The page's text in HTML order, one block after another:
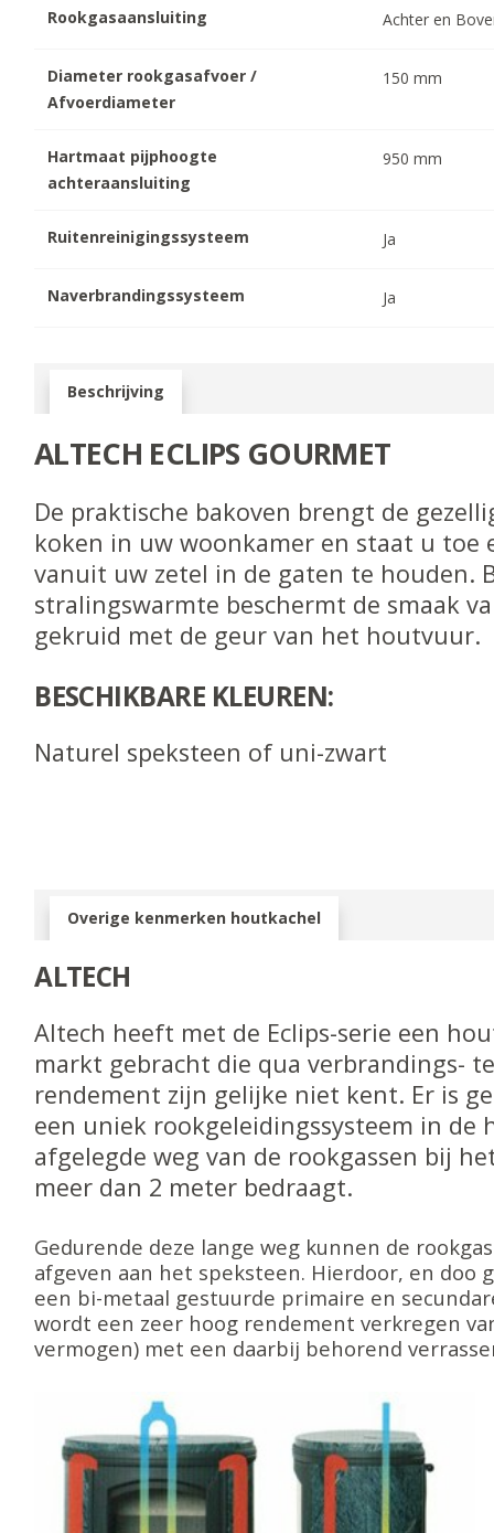
Rookgasaansluiting Achter en
Diameter rookgasafvoer /
Afvoerdiameter
150 mm
Hartmaat pijphoogte
achteraansluiting
950 mm
Ruitenreinigingssysteem Ja
Naverbrandingssysteem Ja
Beschrijving
ALTECH ECLIPS GOURMET
De praktische bakoven brengt de
koken in uw woonkamer en staat u toe
vanuit uw zetel in de gaten te houden.
stralingswarmte beschermt de smaak
gekruid met de geur van het houtvuur.
BESCHIKBARE KLEUREN:
Naturel speksteen of uni-zwart
Overige kenmerken houtkachel
ALTECH
Altech heeft met de Eclips-serie een
markt gebracht die qua verbrandings-
rendement zijn gelijke niet kent. Er is
een uniek rookgeleidingssysteem in de
afgelegde weg van de rookgassen bij
meer dan 2 meter bedraagt.
Gedurende deze lange weg kunnen de
afgeven aan het speksteen. Hierdoor, en doo
een bi-metaal gestuurde primaire en
wordt een zeer hoog rendement verkregen
vermogen) met een daarbij behorend